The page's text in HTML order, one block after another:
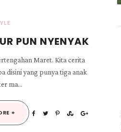
PUN NYENYAK
Maret. Kita cerita
disini yang punya tiga anak
ma...
+